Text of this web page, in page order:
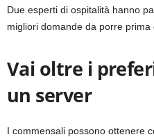
Due esperti di ospitalità hanno
migliori domande da porre prima
Vai oltre i
un server
I commensali possono ottenere